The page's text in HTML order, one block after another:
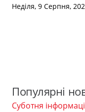
Неділя, 9 Серпня,
Популярні
Суботня